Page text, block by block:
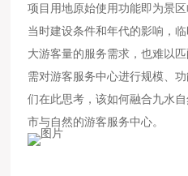
项目用地原始使用功能即为景
当时建设条件和年代的影响，
大游客量的服务需求，也难以
需对游客服务中心进行规模、
们在此思考，该如何融合九水
市与自然的游客服务中心。